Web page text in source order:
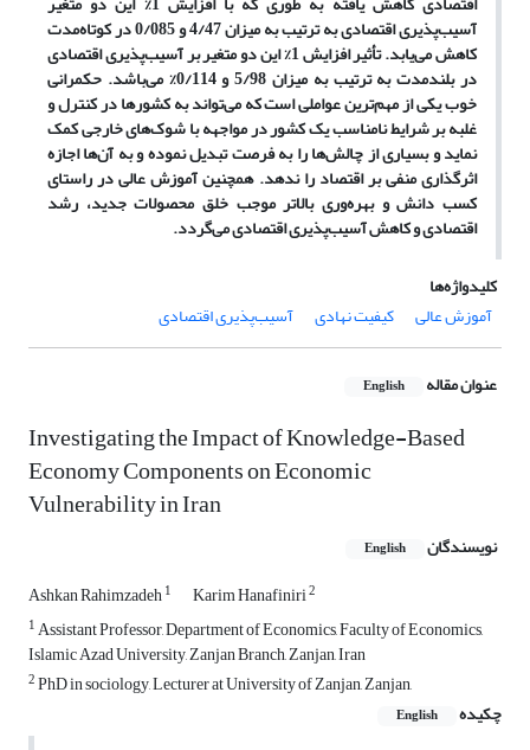
آسیب‌پذیری اقتصادی به ترتیب به میزان 4/47 و 0/085 در کوتاه‌مدت
کاهش می‌یابد. تأثیر افزایش 1% این دو متغیر بر آسیب‌پذیری اقتصادی
در بلندمدت به ترتیب به میزان 5/98 و 0/114% می‌باشد. حکمرانی
خوب یکی از مهم‌ترین عواملی است که می‌تواند به کشورها در کنترل و
غلبه بر شرایط نامناسب یک کشور در مواجهه با شوک‌های خارجی کمک
نماید و بسیاری از چالش‌ها را به فرصت تبدیل نموده و به آن‌ها اجازه
اثرگذاری منفی بر اقتصاد را ندهد. همچنین آموزش عالی در راستای
کسب دانش و بهره‌وری بالاتر موجب خلق محصولات جدید، رشد
اقتصادی و کاهش آسیب‌پذیری اقتصادی می‌گردد.
کلیدواژه‌ها
آموزش عالی
کیفیت نهادی آسیب‌پذیری اقتصادی
عنوان مقاله English
Investigating the Impact of Knowledge-Based
Economy Components on Economic
Vulnerability in Iran
نویسندگان English
Ashkan Rahimzadeh1 Karim Hanafiniri2
1Assistant Professor, Department of Economics, Faculty of Economics,
Islamic Azad University, Zanjan Branch, Zanjan, Iran
2PhD in sociology, Lecturer at University of Zanjan, Zanjan,
چکیده
English